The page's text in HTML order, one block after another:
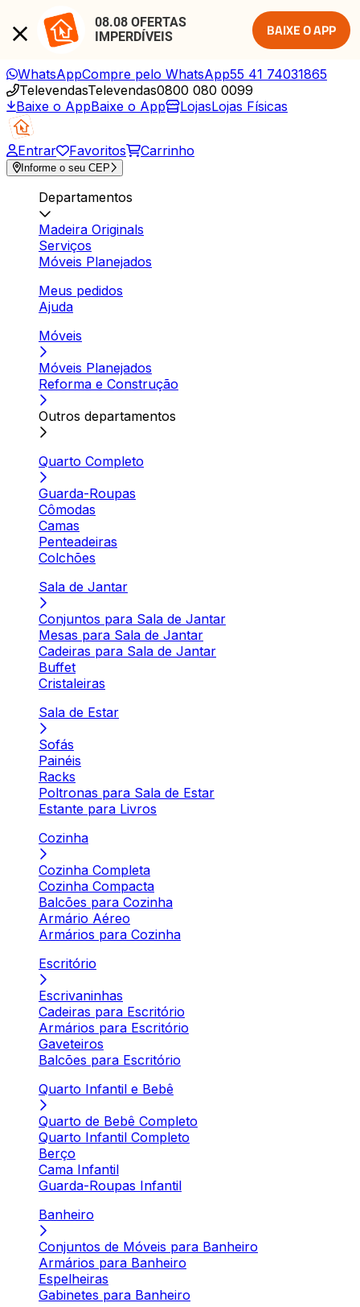
08.08 OFERTAS
IMPERDÍVEIS
BAIXE O APP
WhatsAppCompre pelo WhatsApp55 41 74031865
TelevendasTelevendas0800 080 0099
Baixe o AppBaixe o App LojasLojas Físicas
Entrar Favoritos Carrinho
Informe o seu CEP
Departamentos
Madeira Originals
Serviços
Móveis Planejados
Meus pedidos
Ajuda
Móveis
Móveis Planejados
Reforma e Construção
Outros departamentos
Quarto Completo
Guarda-Roupas
Cômodas
Camas
Penteadeiras
Colchões
Sala de Jantar
Conjuntos para Sala de Jantar
Mesas para Sala de Jantar
Cadeiras para Sala de Jantar
Buffet
Cristaleiras
Sala de Estar
Sofás
Painéis
Racks
Poltronas para Sala de Estar
Estante para Livros
Cozinha
Cozinha Completa
Cozinha Compacta
Balcões para Cozinha
Armário Aéreo
Armários para Cozinha
Escritório
Escrivaninhas
Cadeiras para Escritório
Armários para Escritório
Gaveteiros
Balcões para Escritório
Quarto Infantil e Bebê
Quarto de Bebê Completo
Quarto Infantil Completo
Berço
Cama Infantil
Guarda-Roupas Infantil
Banheiro
Conjuntos de Móveis para Banheiro
Armários para Banheiro
Espelheiras
Gabinetes para Banheiro